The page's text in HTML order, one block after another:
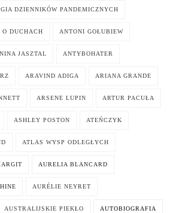
DZIENNIKÓW PANDEMICZNYCH
O DUCHACH ANTONI GOŁUBIEW
JASZTAL ANTYBOHATER
ARAVIND ADIGA ARIANA GRANDE
ARSENE LUPIN ARTUR PACUŁA
ASHLEY POSTON ATEŃCZYK
ATLAS WYSP ODLEGŁYCH
AURELIA BLANCARD
AURÉLIE NEYRET
AUSTRALIJSKIE PIEKŁO AUTOBIOGRAFIA